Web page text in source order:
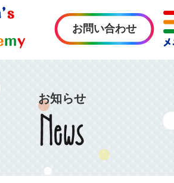
お問い合わせ
お知らせ